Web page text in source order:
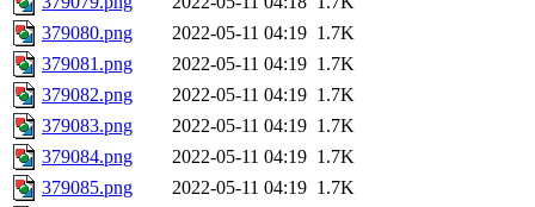
379080.png
2022-05-11 04:19 1.7K
379081.png
2022-05-11 04:19 1.7K
379082.png
2022-05-11 04:19 1.7K
379083.png
2022-05-11 04:19 1.7K
379084.png
2022-05-11 04:19 1.7K
379085.png
2022-05-11 04:19 1.7K